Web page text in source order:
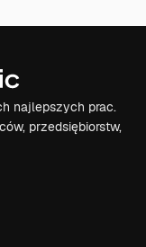
najlepszych prac.
przedsiębiorstw,